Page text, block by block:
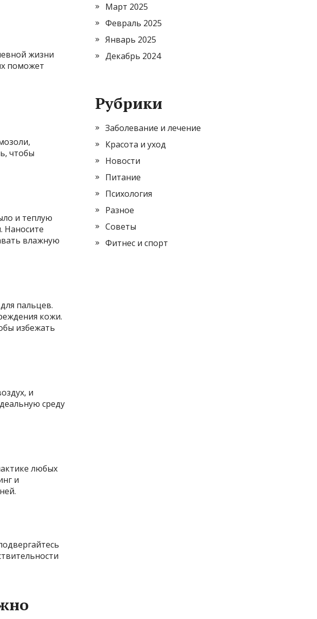
жизни
поможет
чтобы
и теплую
Наносите
влажную
пальцев.
кожи.
избежать
и
среду
любых
и
Март 2025
Февраль 2025
Январь 2025
Декабрь 2024
Рубрики
Заболевание и лечение
Красота и уход
Новости
Питание
Психология
Разное
Советы
Фитнес и спорт